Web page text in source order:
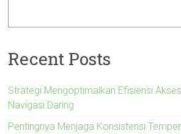
Recent Posts
Strategi Mengoptimalkan Efisiensi
Navigasi Daring
Pentingnya Menjaga Konsistensi